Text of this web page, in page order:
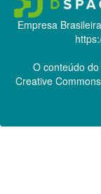
Empresa
O conteúdo
Creative Commons